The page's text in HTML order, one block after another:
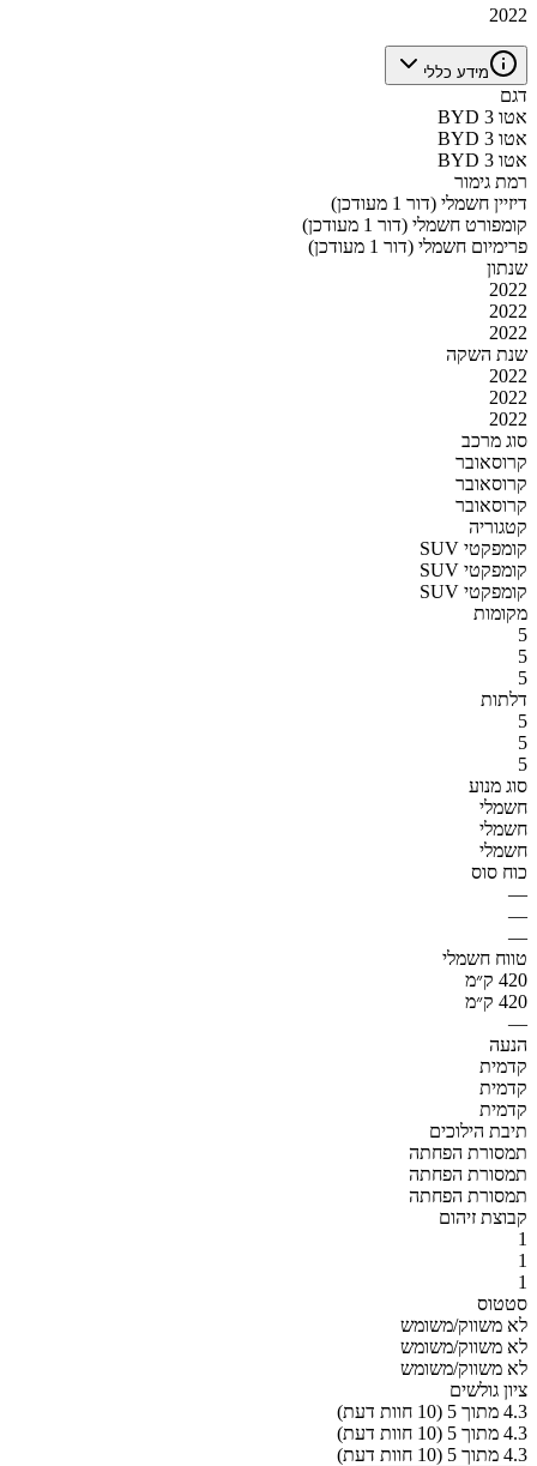
2022
מידע כללי
דגם
BYD אטו 3
BYD אטו 3
BYD אטו 3
רמת גימור
דיזיין חשמלי (דור 1 מעודכן)
קומפורט חשמלי (דור 1 מעודכן)
פרימיום חשמלי (דור 1 מעודכן)
שנתון
2022
2022
2022
שנת השקה
2022
2022
2022
סוג מרכב
קרוסאובר
קרוסאובר
קרוסאובר
קטגוריה
SUV קומפקטי
SUV קומפקטי
SUV קומפקטי
מקומות
5
5
5
דלתות
5
5
5
סוג מנוע
חשמלי
חשמלי
חשמלי
כוח סוס
—
—
—
טווח חשמלי
420 ק״מ
420 ק״מ
—
הנעה
קדמית
קדמית
קדמית
תיבת הילוכים
תמסורת הפחתה
תמסורת הפחתה
תמסורת הפחתה
קבוצת זיהום
1
1
1
סטטוס
לא משווק/משומש
לא משווק/משומש
לא משווק/משומש
ציון גולשים
4.3 מתוך 5 (10 חוות דעת)
4.3 מתוך 5 (10 חוות דעת)
4.3 מתוך 5 (10 חוות דעת)